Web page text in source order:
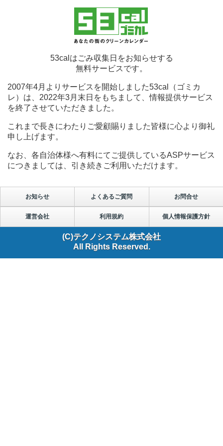
53calはごみ収集日をお知らせする
無料サービスです。
2007年4月よりサービスを開始しました53cal（ゴミカ
レ）は、2022年3月末日をもちまして、情報提供サービス
を終了させていただきました。
これまで長きにわたりご愛顧賜りました皆様に心より御礼
申し上げます。
なお、各自治体様へ有料にてご提供しているASPサービス
につきましては、引き続きご利用いただけます。
お知らせ よくあるご質問 お問合せ
運営会社 利用規約 個人情報保護方針
(C)テクノシステム株式会社
All Rights Reserved.